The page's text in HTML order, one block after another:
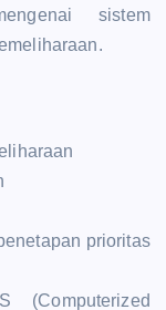
sistem
prioritas
(Computerized